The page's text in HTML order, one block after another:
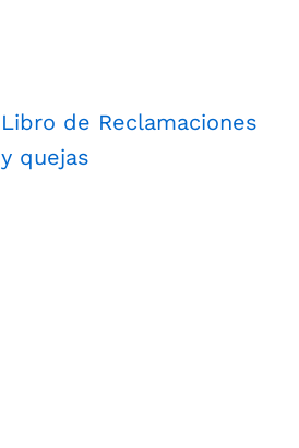
Libro de Reclamaciones
y quejas